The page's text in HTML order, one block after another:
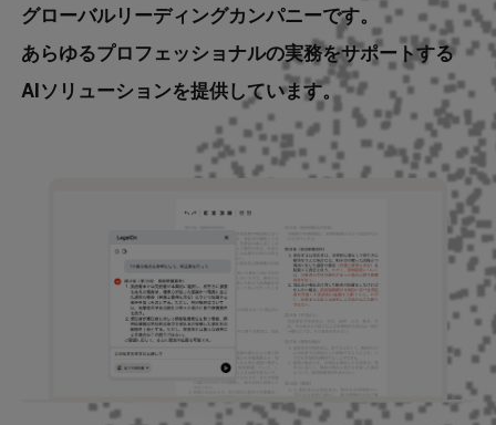
Recruit
LegalOn Now
US website
グローバルリーディングカンパニーです。
あらゆるプロフェッショナルの実務をサポートする
AIソリューションを提供しています。